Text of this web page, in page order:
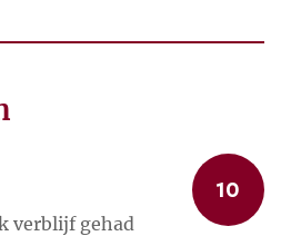
hoogtepunten. Jacinta en
over de mogelijkheden!
In de omgeving
verblijf gehad
10